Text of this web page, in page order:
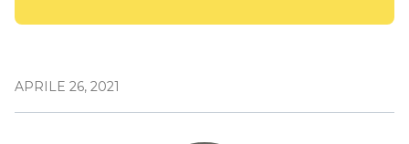
APRILE 26, 2021